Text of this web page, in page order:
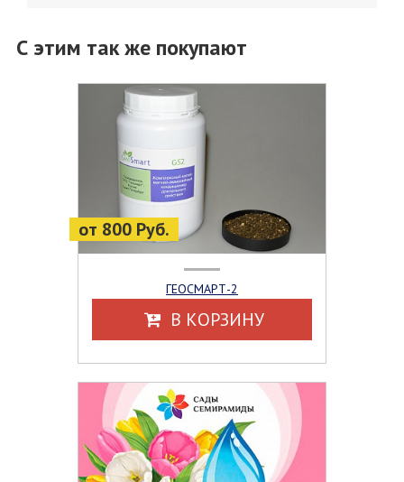
С этим так же покупают
от 800 Руб.
ГЕОСМАРТ-2
В КОРЗИНУ